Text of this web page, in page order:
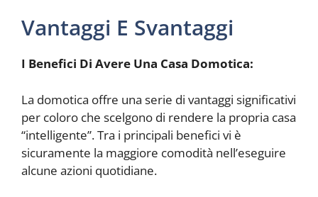
Vantaggi E Svantaggi
I Benefici Di Avere Una Casa Domotica:
La domotica offre una serie di vantaggi significativi
per coloro che scelgono di rendere la propria casa
“intelligente”. Tra i principali benefici vi è
sicuramente la maggiore comodità nell’eseguire
alcune azioni quotidiane.